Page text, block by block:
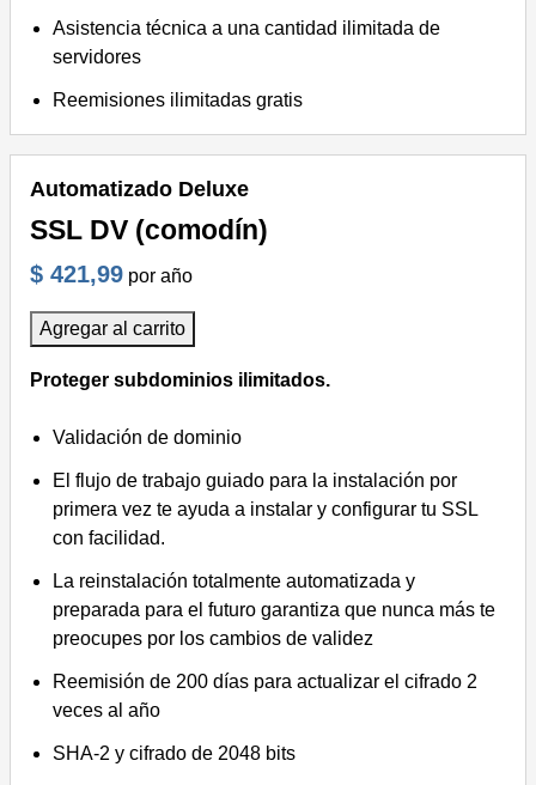
Asistencia técnica a una cantidad ilimitada de
servidores
Reemisiones ilimitadas gratis
Automatizado Deluxe
SSL DV (comodín)
$ 421,99 por año
Agregar al carrito
Proteger subdominios ilimitados.
Validación de dominio
El flujo de trabajo guiado para la instalación por
primera vez te ayuda a instalar y configurar tu SSL
con facilidad.
La reinstalación totalmente automatizada y
preparada para el futuro garantiza que nunca más te
preocupes por los cambios de validez
Reemisión de 200 días para actualizar el cifrado 2
veces al año
SHA-2 y cifrado de 2048 bits